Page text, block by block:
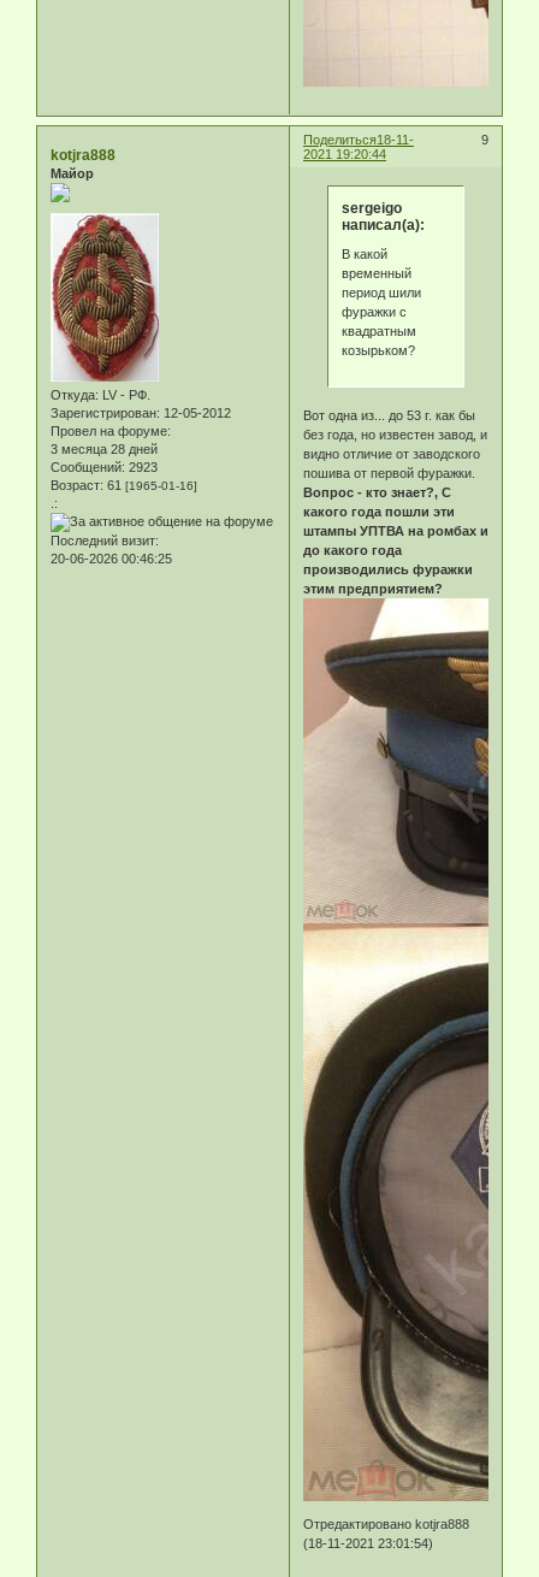
Поделиться 9
18-11-
2021 19:20:44
kotjra888
Майор
Откуда: LV - РФ.
Зарегистрирован: 12-05-2012
Провел на форуме:
3 месяца 28 дней
Сообщений: 2923
Возраст: 61 [1965-01-16]
.:
Последний визит:
20-06-2026 00:46:25
sergeigo
написал(а):
В какой
временный
период шили
фуражки с
квадратным
козырьком?
Вот одна из... до 53 г. как бы
без года, но известен завод, и
видно отличие от заводского
пошива от первой фуражки.
Вопрос - кто знает?, С
какого года пошли эти
штампы УПТВА на ромбах и
до какого года
производились фуражки
этим предприятием?
Отредактировано kotjra888
(18-11-2021 23:01:54)